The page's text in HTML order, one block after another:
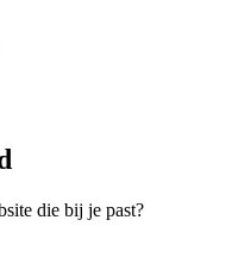
die bij je past?